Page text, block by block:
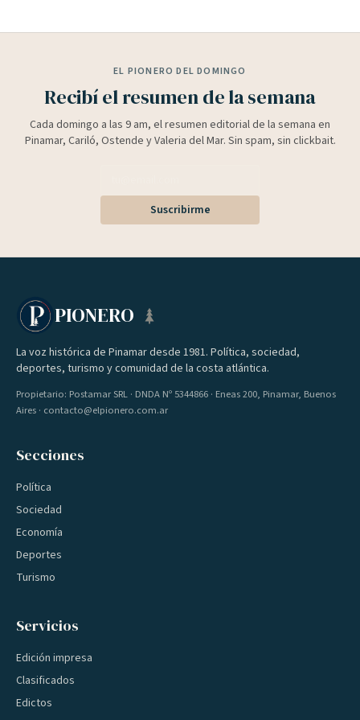
EL PIONERO DEL DOMINGO
Recibí el resumen de la semana
Cada domingo a las 9 am, el resumen editorial de la semana en
Pinamar, Cariló, Ostende y Valeria del Mar. Sin spam, sin clickbait.
Suscribirme
PIONERO
La voz histórica de Pinamar desde 1981. Política, sociedad,
deportes, turismo y comunidad de la costa atlántica.
Propietario: Postamar SRL · DNDA Nº 5344866 · Eneas 200, Pinamar, Buenos
Aires · contacto@elpionero.com.ar
Secciones
Política
Sociedad
Economía
Deportes
Turismo
Servicios
Edición impresa
Clasificados
Edictos